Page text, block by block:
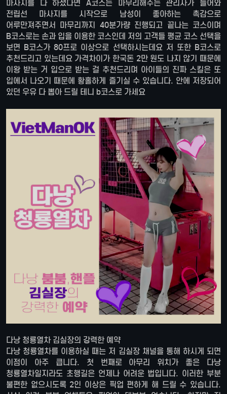
마사지를 다 하셨다면 A코스는 마무리해주는 관리사가 들어와
전립선 마사지를 시작으로 남성이 좋아하는 촉감으로
어루만져주면서 마무리까지 40분가량 진행되고 끝나는 코스이며
B코스로는 손과 입을 이용한 코스인데 저의 고객들 평균 코스 선택을
보면 B코스가 80프로 이상으로 선택하시는데요 저 또한 B코스로
추천드리고 있는데요 가격차이가 한국돈 2만 원도 나지 않기 때문에
이왕 받는 거 입으로 받는 걸 추천드리며 아이들의 진짜 스킬은 또
입에서 나오기 때문에 황홀하게 즐기실 수 있습니다. 안에 저장되어
있던 우유 다 뽑아 드릴 테니 b코스로 가세요
다낭 청룡열차 김실장의 강력한 예약
다낭 청룡열차를 이용하실 때는 저 김실장 채널을 통해 하시게 되면
이점이 아주 큽니다. 첫 번째로 아무리 위치가 좋은 다낭
청룡열차일지라도 초행길은 언제나 어려운 법입니다. 이러한 부분
불편한 없으시도록 2인 이상은 픽업 편하게 해 드릴 수 있습니다.